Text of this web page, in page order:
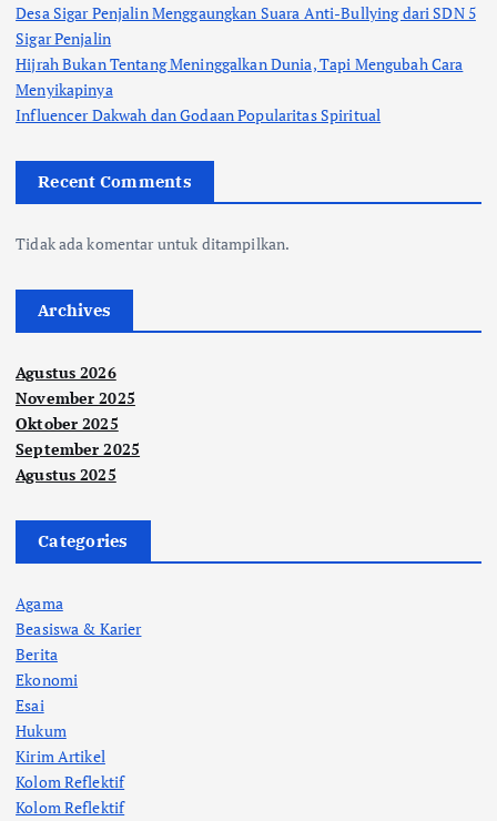
Desa Sigar Penjalin Menggaungkan Suara Anti-Bullying dari SDN 5
Sigar Penjalin
Hijrah Bukan Tentang Meninggalkan Dunia, Tapi Mengubah Cara
Menyikapinya
Influencer Dakwah dan Godaan Popularitas Spiritual
Recent Comments
Tidak ada komentar untuk ditampilkan.
Archives
Agustus 2026
November 2025
Oktober 2025
September 2025
Agustus 2025
Categories
Agama
Beasiswa & Karier
Berita
Ekonomi
Esai
Hukum
Kirim Artikel
Kolom Reflektif
Kolom Reflektif